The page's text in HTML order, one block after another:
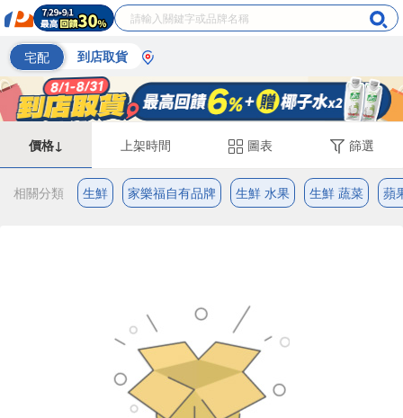
宅配 到店取貨
價格↓ 上架時間 圖表 篩選
相關分類 生鮮 家樂福自有品牌 生鮮 水果 生鮮 蔬菜 蘋